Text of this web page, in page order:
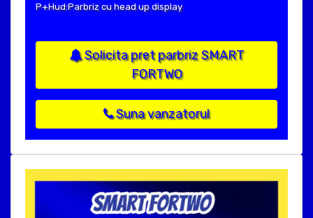
P+Hud:Parbriz cu head up display
Solicita pret parbriz SMART
FORTWO
Suna vanzatorul